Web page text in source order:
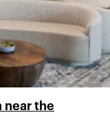
near the